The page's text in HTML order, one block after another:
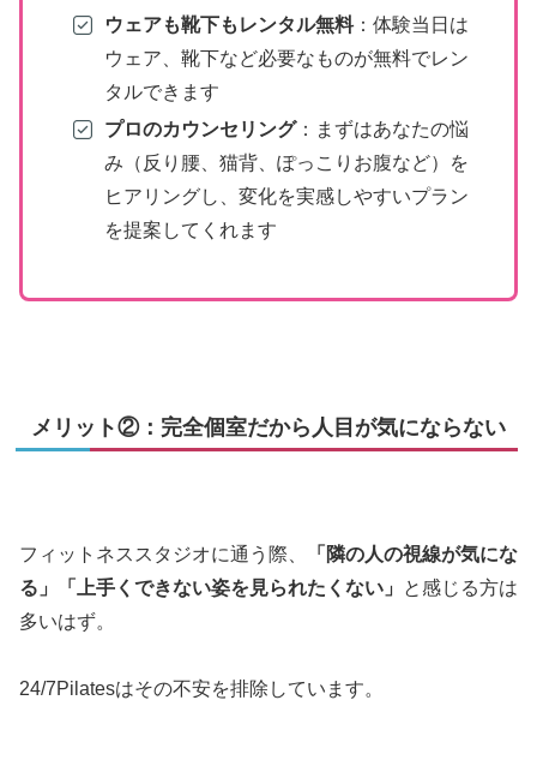
ウェアも靴下もレンタル無料：体験当日は
ウェア、靴下など必要なものが無料でレン
タルできます
プロのカウンセリング：まずはあなたの悩
み（反り腰、猫背、ぽっこりお腹など）を
ヒアリングし、変化を実感しやすいプラン
を提案してくれます
メリット②：完全個室だから人目が気にならない
フィットネススタジオに通う際、
「隣の人の視線が気にな
る」「上手くできない姿を見られたくない」
と感じる方は
多いはず。
24/7Pilatesはその不安を排除しています。